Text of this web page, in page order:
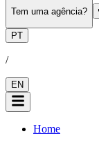
Tem uma agência?
PT
/
EN
Home